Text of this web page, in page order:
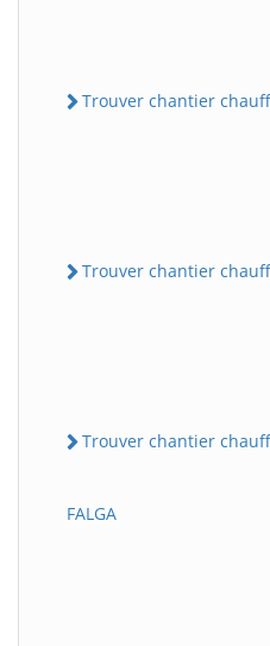
Trouver chantier
Trouver chantier
Trouver chantier
FALGA